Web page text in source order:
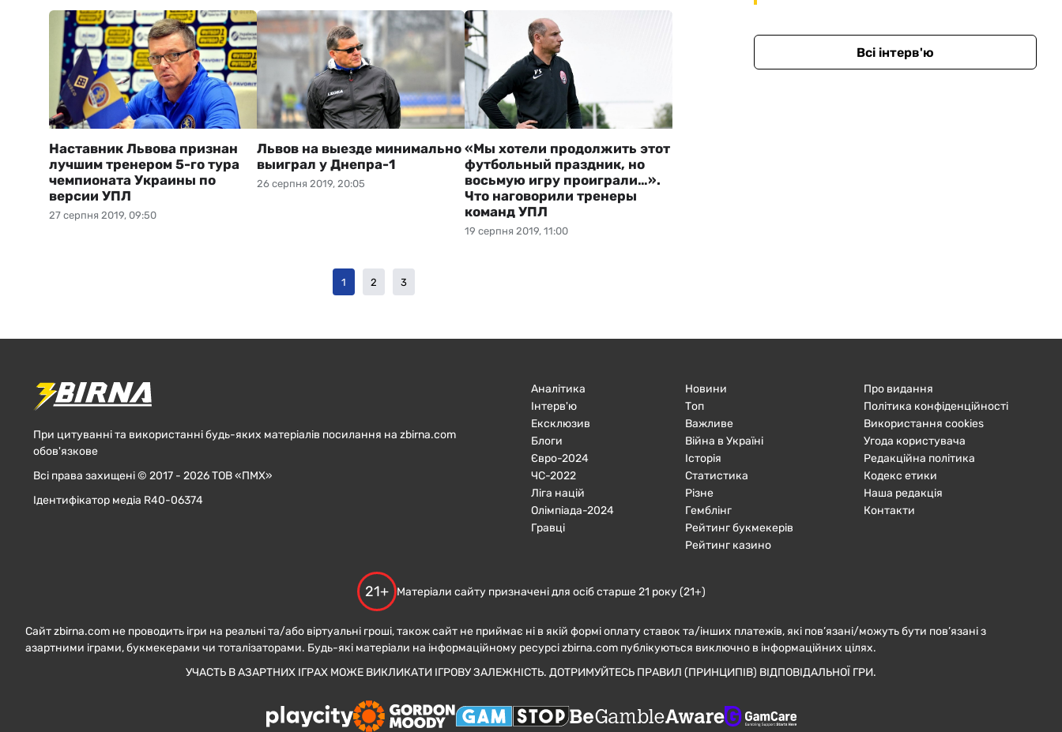
27 серпня 2019, 09:50
Наставник Львова признан
лучшим тренером 5-го тура
чемпионата Украины по
версии УПЛ
26 серпня 2019, 20:05
Львов на выезде минимально
выиграл у Днепра-1
19 серпня 2019, 11:00
«Мы хотели продолжить этот
футбольный праздник, но
восьмую игру проиграли…».
Что наговорили тренеры
команд УПЛ
1 2 3
Всі інтерв'ю
При цитуванні та використанні будь-яких матеріалів посилання на zbirna.com
обов'язкове
Всі права захищені © 2017 - 2026 ТОВ «ПМХ»
Ідентифікатор медіа R40-06374
Аналітика
Інтерв'ю
Ексклюзив
Блоги
Євро-2024
ЧC-2022
Ліга націй
Олімпіада-2024
Гравці
Новини
Топ
Важливе
Війна в Україні
Історія
Статистика
Різне
Гемблінг
Рейтинг букмекерів
Рейтинг казино
Про видання
Політика конфіденційності
Використання cookies
Угода користувача
Редакційна політика
Кодекс етики
Наша редакція
Контакти
21+ Матеріали сайту призначені для осіб старше 21 року (21+)
Сайт zbirna.com не проводить ігри на реальні та/або віртуальні гроші, також сайт не приймає ні в якій формі оплату ставок та/інших платежів, які пов’язані/можуть бути пов’язані з
азартними іграми, букмекерами чи тоталізаторами. Будь-які матеріали на інформаційному ресурсі zbirna.com публікуються виключно в інформаційних цілях.
УЧАСТЬ В АЗАРТНИХ ІГРАХ МОЖЕ ВИКЛИКАТИ ІГРОВУ ЗАЛЕЖНІСТЬ. ДОТРИМУЙТЕСЬ ПРАВИЛ (ПРИНЦИПІВ) ВІДПОВІДАЛЬНОЇ ГРИ.